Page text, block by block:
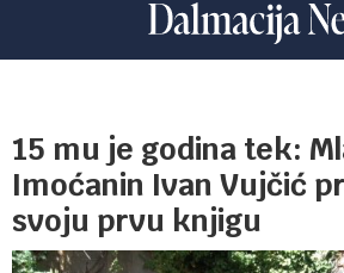
15 mu je godina tek:
Imoćanin Ivan Vujčić
svoju prvu knjigu